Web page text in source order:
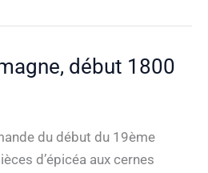
début 1800
du début du 19ème
d’épicéa aux cernes